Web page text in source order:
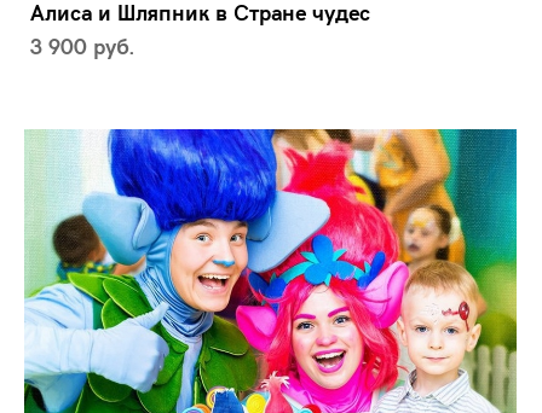
Алиса и Шляпник в Стране чудес
3 900 pуб.